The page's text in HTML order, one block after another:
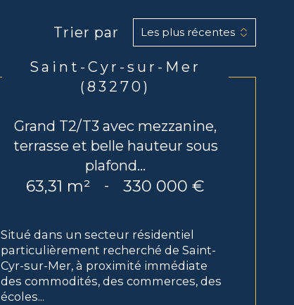
Trier par Les plus récentes
Saint-Cyr-sur-Mer
(83270)
Grand T2/T3 avec mezzanine,
terrasse et belle hauteur sous
plafond...
63,31 m² - 330 000 €
Situé dans un secteur résidentiel
particulièrement recherché de Saint-
Cyr-sur-Mer, à proximité immédiate
des commodités, des commerces, des
écoles...